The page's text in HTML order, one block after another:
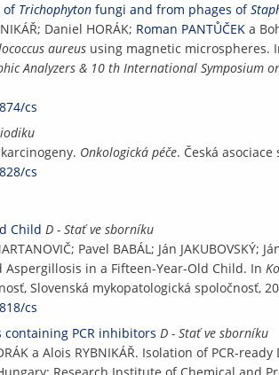
of Trichophyton fungi and from phages of
Daniel HORÁK; Roman PANTŮČEK a
aureus using magnetic microspheres.
Analyzers & 10 th International Symposium
cs
Onkologická péče. Česká asociace
cs
Child D - Stať ve sborníku
Pavel BABÁL; Ján JAKUBOVSKÝ;
Aspergillosis in a Fifteen-Year-Old Child. In
Slovenská mykopatologická spoločnosť,
cs
containing PCR inhibitors D - Stať ve sborníku
a Alois RYBNIKÁŘ. Isolation of PCR-